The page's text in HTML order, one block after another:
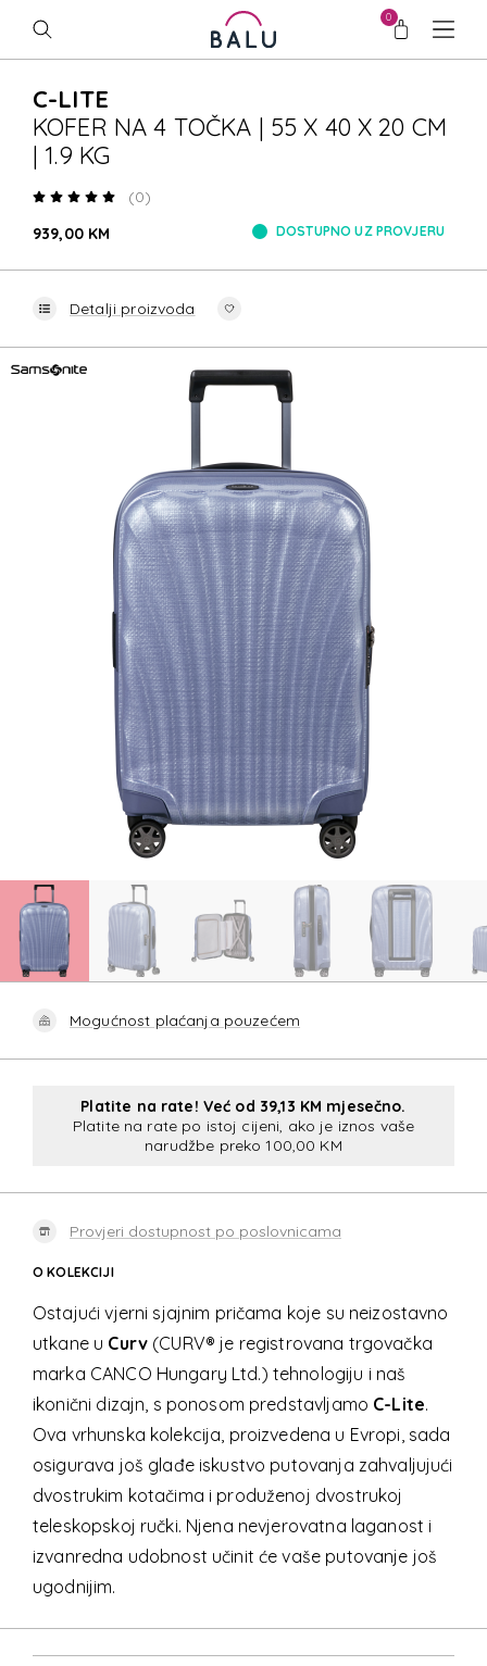
0
C-LITE
KOFER NA 4 TOČKA | 55 X 40 X 20 CM
| 1.9 KG
(0)
939,00 KM
DOSTUPNO UZ PROVJERU
Detalji proizvoda
Mogućnost plaćanja pouzećem
Platite na rate! Već od 39,13 KM mjesečno.
Platite na rate po istoj cijeni, ako je iznos vaše
narudžbe preko 100,00 KM
Provjeri dostupnost po poslovnicama
O KOLEKCIJI
Ostajući vjerni sjajnim pričama koje su neizostavno
utkane u Curv(CURV® je registrovana trgovačka
marka CANCO Hungary Ltd.) tehnologiju i naš
ikonični dizajn, s ponosom predstavljamo C-Lite.
Ova vrhunska kolekcija, proizvedena u Evropi, sada
osigurava još glađe iskustvo putovanja zahvaljujući
dvostrukim kotačima i produženoj dvostrukoj
teleskopskoj ručki. Njena nevjerovatna laganost i
izvanredna udobnost učinit će vaše putovanje još
ugodnijim.